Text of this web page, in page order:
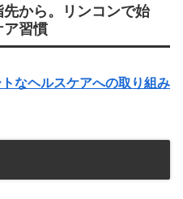
先から。リンコンで始
ア習慣
なヘルスケアへの取り組み